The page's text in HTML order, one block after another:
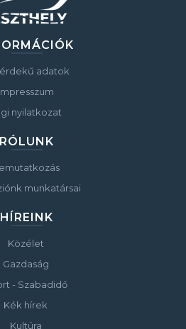
adatok
nyilatkozat
RÓLUNK
munkatársai
HÍREINK
Közélet
Gazdaság
- Szabadidő
Kék hírek
Kultúra